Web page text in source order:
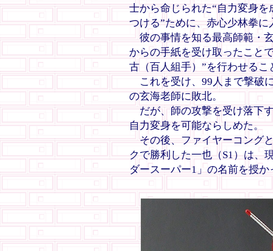
士から命じられた“自力変身
つける”ために、赤心少林拳に
彼の事情を知る最高師範・
からの手紙を受け取ったこと
古（百人組手）”を行わせるこ
これを受け、99人まで撃破
の玄海老師に敗北。
だが、師の攻撃を受け落下
自力変身を可能ならしめた。
その後、ファイヤーコング
クで勝利した一也（S1）は、
ダースーパー1」の名前を授か